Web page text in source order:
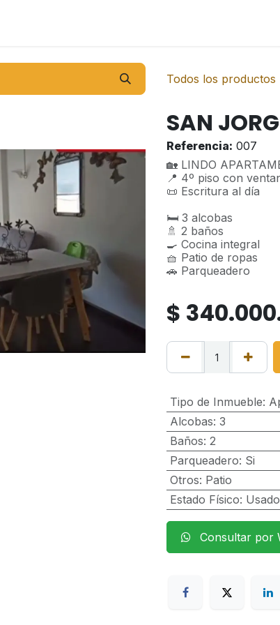
Todos los productos
SAN
Referencia: 007
🏡 LINDO
📍 4º piso con
📜 Escritura al día
🛏️ 3 alcobas
🚿 2 baños
🍳 Cocina integral
🧺 Patio de ropas
🚗 Parqueadero
$
Tipo de Inmueble:
Alcobas: 3
Baños: 2
Parqueadero: Si
Otros: Patio
Estado Físico: Usado
Consultar por